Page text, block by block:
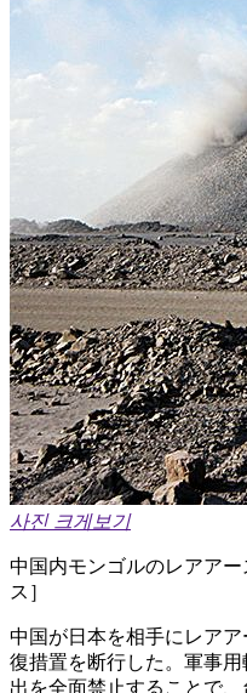
사진 크게보기
中国内モンゴルのレアア
ス］
中国が日本を相手にレア
復措置を断行した。軍事
出を全面禁止することで